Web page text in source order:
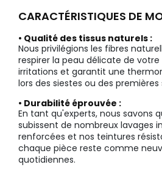
CARACTÉRISTIQUES DE
• Qualité des tissus naturels :
Nous privilégions les fibres
respirer la peau délicate de
irritations et garantit une
lors des siestes ou des
• Durabilité éprouvée :
En tant qu'experts, nous savons
subissent de nombreux lavages
renforcées et nos teintures
chaque pièce reste comme
quotidiennes.